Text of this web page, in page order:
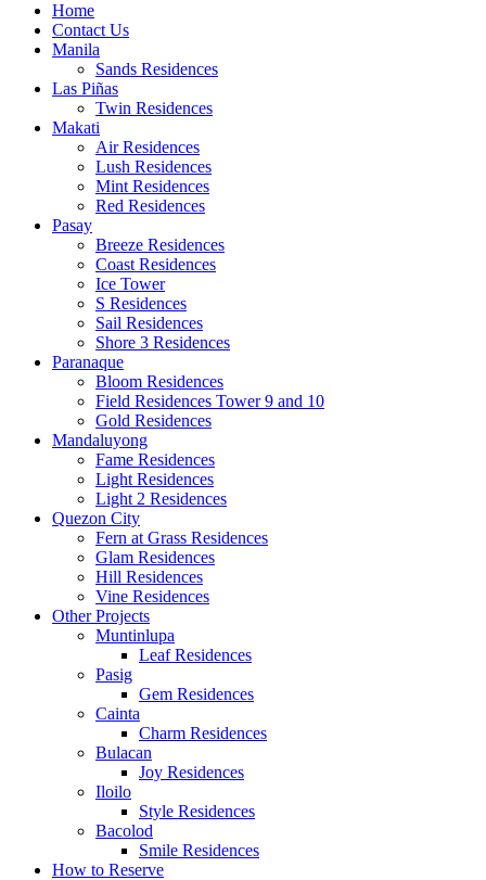
Home
Contact Us
Manila
Sands Residences
Las Piñas
Twin Residences
Makati
Air Residences
Lush Residences
Mint Residences
Red Residences
Pasay
Breeze Residences
Coast Residences
Ice Tower
S Residences
Sail Residences
Shore 3 Residences
Paranaque
Bloom Residences
Field Residences Tower 9 and 10
Gold Residences
Mandaluyong
Fame Residences
Light Residences
Light 2 Residences
Quezon City
Fern at Grass Residences
Glam Residences
Hill Residences
Vine Residences
Other Projects
Muntinlupa
Leaf Residences
Pasig
Gem Residences
Cainta
Charm Residences
Bulacan
Joy Residences
Iloilo
Style Residences
Bacolod
Smile Residences
How to Reserve